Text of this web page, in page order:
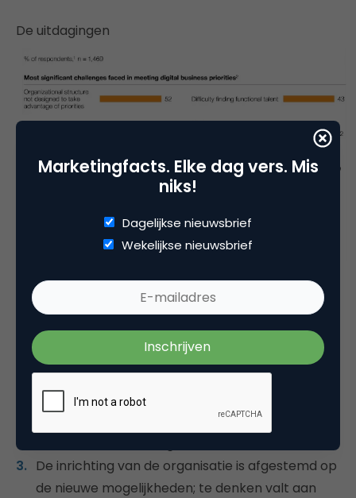
De uitdagingen
Om succesvol te kunnen profiteren van de trends,
horen organisaties te zorgen dat zij op vier vlakken
hun zaakjes op orde hebben:
De IT-strategie moet afgestemd worden op de
organisatiedoelen.
Interne capabilities aanwenden of creëren die
De inrichting van de organisatie is afgestemd op
de nieuwe mogelijkheden; te denken valt aan
Marketingfacts. Elke dag vers. Mis
niks!
Dagelijkse nieuwsbrief
Wekelijkse nieuwsbrief